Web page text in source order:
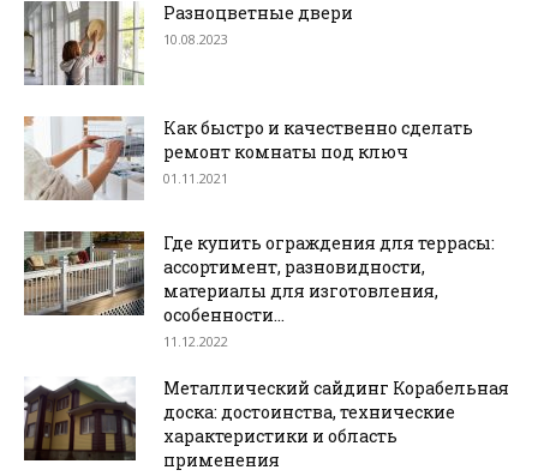
Разноцветные двери
10.08.2023
Как быстро и качественно сделать
ремонт комнаты под ключ
01.11.2021
Где купить ограждения для террасы:
ассортимент, разновидности,
материалы для изготовления,
особенности...
11.12.2022
Металлический сайдинг Корабельная
доска: достоинства, технические
характеристики и область
применения